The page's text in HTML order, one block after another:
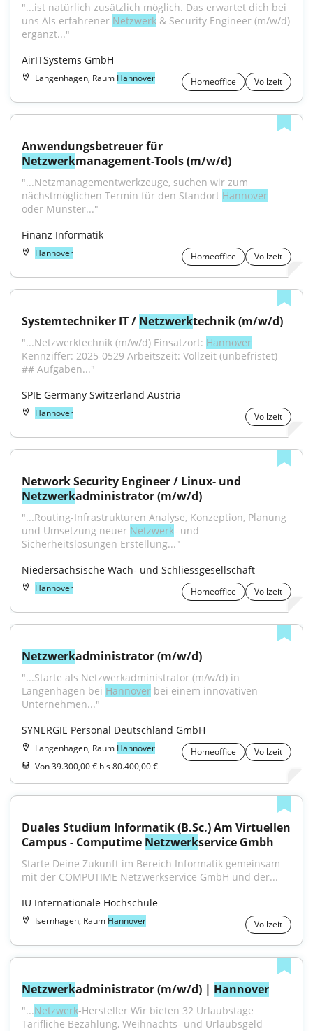
"...ist natürlich zusätzlich möglich. Das erwartet dich bei
uns Als erfahrener Netzwerk & Security Engineer (m/w/d)
ergänzt..."
AirITSystems GmbH
Langenhagen, Raum Hannover Homeoffice Vollzeit
Netzwerkmanagement-Tools (m/w/d)
"...Netzmanagementwerkzeuge, suchen wir zum
nächstmöglichen Termin für den Standort Hannover
oder Münster..."
Finanz Informatik
Hannover Homeoffice Vollzeit
Systemtechniker IT / Netzwerktechnik (m/w/d)
"...Netzwerktechnik (m/w/d) Einsatzort: Hannover
Kennziffer: 2025-0529 Arbeitszeit: Vollzeit (unbefristet)
## Aufgaben..."
SPIE Germany Switzerland Austria
Hannover Vollzeit
Netzwerkadministrator (m/w/d)
"...Routing-Infrastrukturen Analyse, Konzeption, Planung
und Umsetzung neuer Netzwerk- und
Sicherheitslösungen Erstellung..."
Niedersächsische Wach- und Schliessgesellschaft
Hannover Homeoffice Vollzeit
Netzwerkadministrator (m/w/d)
"...Starte als Netzwerkadministrator (m/w/d) in
Langenhagen bei Hannover bei einem innovativen
Unternehmen..."
SYNERGIE Personal Deutschland GmbH
Langenhagen, Raum Hannover Homeoffice
Vollzeit
Von 39.300,00 € bis 80.400,00 €
Duales Studium Informatik (B.Sc.) Am Virtuellen
Campus - Computime Netzwerkservice Gmbh
Starte Deine Zukunft im Bereich Informatik gemeinsam
mit der COMPUTIME Netzwerkservice GmbH und der...
IU Internationale Hochschule
Isernhagen, Raum Hannover Vollzeit
Netzwerkadministrator (m/w/d) | Hannover
"...Netzwerk-Hersteller Wir bieten 32 Urlaubstage
Tarifliche Bezahlung, Weihnachts- und Urlaubsgeld